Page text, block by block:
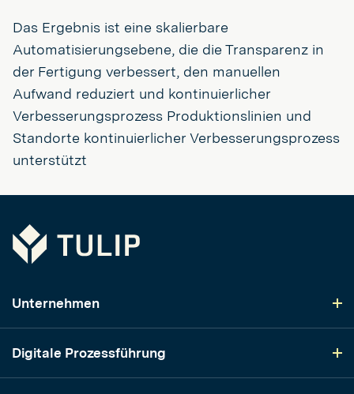
Das Ergebnis ist eine skalierbare
Automatisierungsebene, die die Transparenz in
der Fertigung verbessert, den manuellen
Aufwand reduziert und kontinuierlicher
Verbesserungsprozess Produktionslinien und
Standorte kontinuierlicher Verbesserungsprozess
unterstützt
Tulip
Unternehmen
Digitale Prozessführung